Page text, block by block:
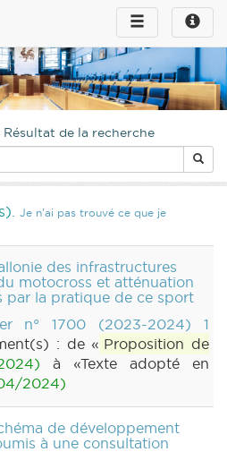
Toggle
infos
Toggle
navigation
de la recherche
Je n'ai pas trouvé ce que je
des infrastructures
motocross et atténuation
par la pratique de ce sport
n° 1700 (2023-2024) 1
: de « Proposition de
à «Texte adopté en
2024)
de développement
à une consultation